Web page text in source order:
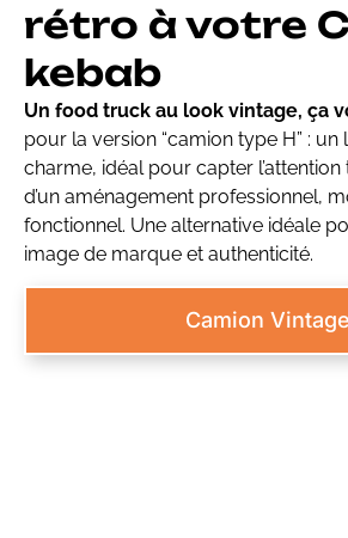
rétro à votre
kebab
Un food truck au look vintage, ça
pour la version “camion type H” :
charme, idéal pour capter
d’un aménagement professionnel,
fonctionnel. Une alternative idéale
image de marque et authenticité.
Camion Vintage